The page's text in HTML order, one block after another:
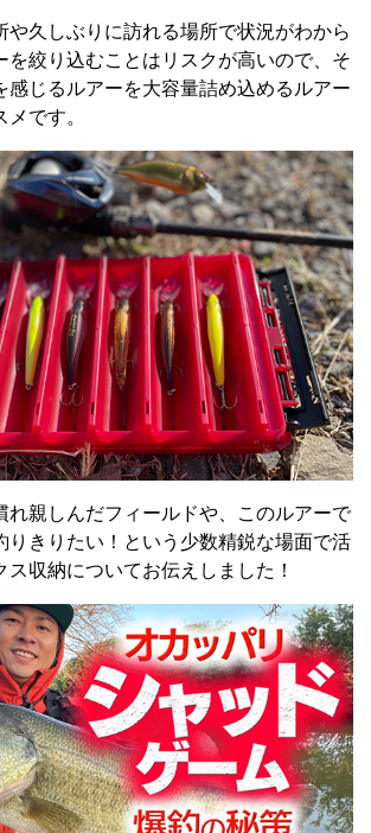
や久しぶりに訪れる場所で状況がわから
を絞り込むことはリスクが高いので、そ
感じるルアーを大容量詰め込めるルアー
です。
れ親しんだフィールドや、このルアーで
りきりたい！という少数精鋭な場面で活
ス収納についてお伝えしました！